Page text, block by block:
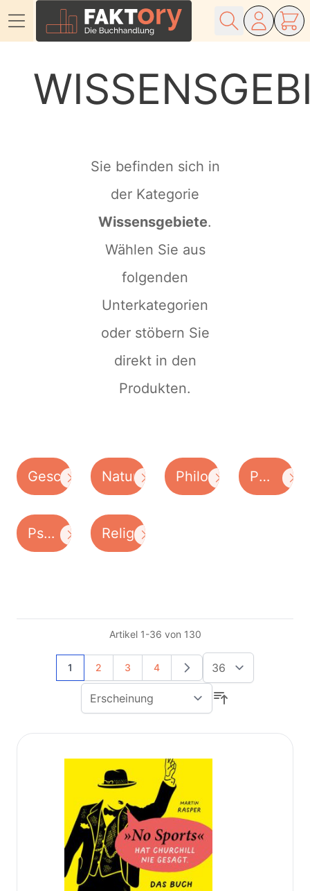
Sie befinden sich in
der Kategorie
Wissensgebiete.
Wählen Sie aus
folgenden
Unterkategorien
oder stöbern Sie
direkt in den
Produkten.
Geschichte Naturwissenschaften
PhilosophiePolitik
/
Psychologie
/
Religion
Artikel 1-36 von 130
Sie lesen gerade Seite
1 Seite
2 Seite
3 Seite
4